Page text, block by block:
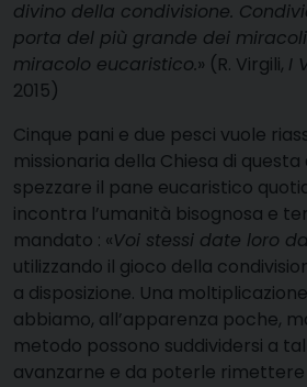
divino della condivisione.
porta del più grande dei
miracolo eucaristico.» (R. Virgili, I
2015)
Cinque pani e due pesci vuole
missionaria della Chiesa di
spezzare il pane eucaristico
incontra l’umanità bisognosa e
mandato : «Voi stessi date loro
utilizzando il gioco della
a disposizione. Una
abbiamo, all’apparenza poche,
metodo possono suddividersi a
avanzarne e da poterle rimettere